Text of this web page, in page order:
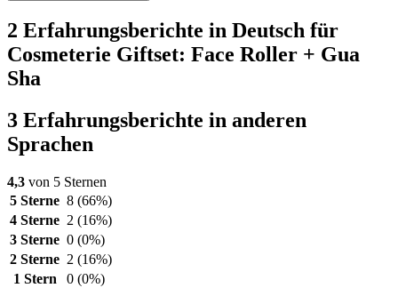
2 Erfahrungsberichte in Deutsch für
Cosmeterie Giftset: Face Roller + Gua
Sha
3 Erfahrungsberichte in anderen
Sprachen
4,3 von 5 Sternen
5 Sterne 8 (66%)
4 Sterne 2 (16%)
3 Sterne 0 (0%)
2 Sterne 2 (16%)
1 Stern
0 (0%)